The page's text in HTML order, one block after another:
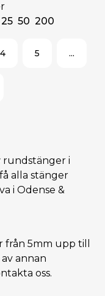
25 50 200
4 5 ...
i
alla stänger
i Odense &
5mm upp till
annan
oss.